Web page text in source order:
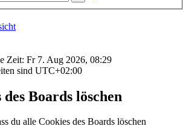
Zeit: Fr 7. Aug 2026, 08:29
sind UTC+02:00
Boards löschen
du alle Cookies des Boards löschen